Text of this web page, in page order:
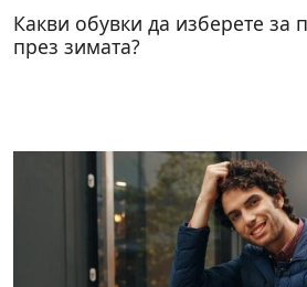
Какви обувки да изберете за
през зимата?